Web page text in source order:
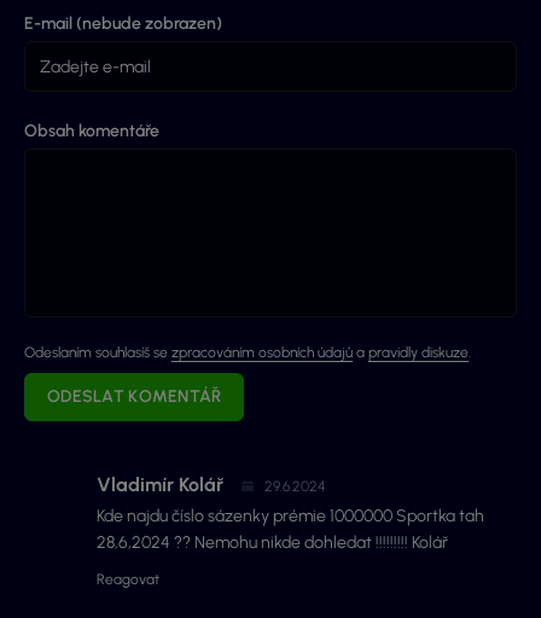
E-mail (nebude zobrazen)
Obsah komentáře
Odeslaním souhlasíš se zpracováním osobních údajů a pravidly diskuze.
ODESLAT KOMENTÁŘ
Vladimír Kolář 29.6.2024
Kde najdu číslo sázenky prémie 1000000 Sportka tah
28,6,2024 ?? Nemohu nikde dohledat !!!!!!!!! Kolář
Reagovat